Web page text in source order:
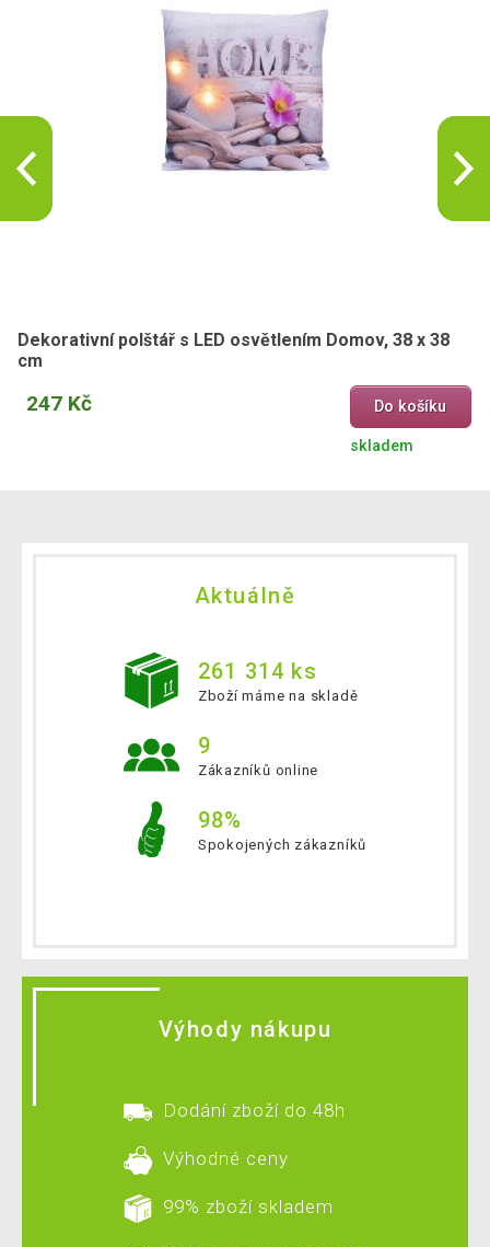
Dekorativní polštář s LED osvětlením Domov, 38 x 38
cm
247 Kč Do košíku
skladem
Aktuálně
261 314 ks
Zboží máme na skladě
9
Zákazníků online
98%
Spokojených zákazníků
Výhody nákupu
Dodání zboží do 48h
Výhodné ceny
99% zboží skladem